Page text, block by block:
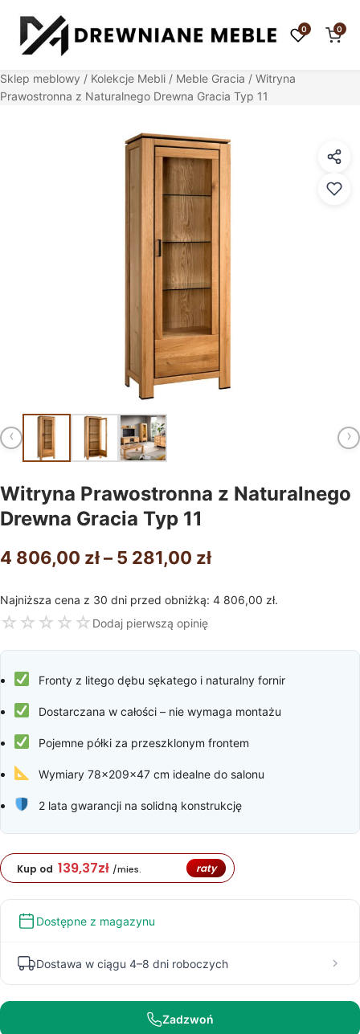
0 0
Sklep meblowy / Kolekcje Mebli / Meble Gracia / Witryna
Prawostronna z Naturalnego Drewna Gracia Typ 11
‹ ›
Witryna Prawostronna z Naturalnego
Drewna Gracia Typ 11
4 806,00 zł– 5 281,00 złZakres
5
281,00 zł
Najniższa cena z 30 dni przed obniżką: 4 806,00 zł.
☆ ☆ ☆ ☆ ☆ Dodaj pierwszą opinię
Fronty z litego dębu sękatego i naturalny fornir
Dostarczana w całości – nie wymaga montażu
Pojemne półki za przeszklonym frontem
Wymiary 78x209x47 cm idealne do salonu
2 lata gwarancji na solidną konstrukcję
Kup od 139,37zł /mies. raty
Dostępne z magazynu
Dostawa w ciągu 4–8 dni roboczych
Zadzwoń